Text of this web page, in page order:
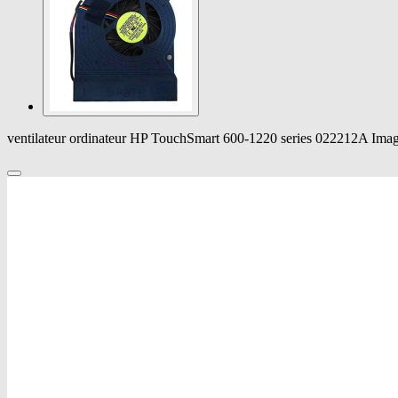
ventilateur ordinateur HP TouchSmart 600-1220 series 022212A